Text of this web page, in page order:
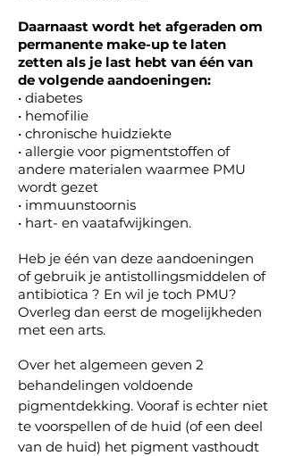
Daarnaast wordt het afgeraden om
permanente make-up te laten
zetten als je last hebt van één van
de volgende aandoeningen:
• diabetes
• hemofilie
• chronische huidziekte
• allergie voor pigmentstoffen of
andere materialen waarmee PMU
wordt gezet
• immuunstoornis
• hart- en vaatafwijkingen.
Heb je één van deze aandoeningen
of gebruik je antistollingsmiddelen of
antibiotica ? En wil je toch PMU?
Overleg dan eerst de mogelijkheden
met een arts.
Over het algemeen geven 2
behandelingen voldoende
pigmentdekking. Vooraf is echter niet
te voorspellen of de huid (of een deel
van de huid) het pigment vasthoudt